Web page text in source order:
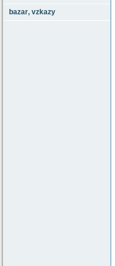
bazar‚ vzkazy